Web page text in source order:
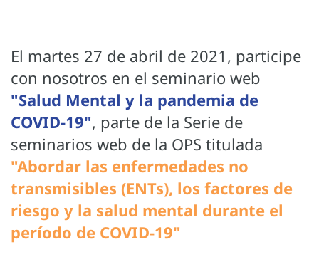
El martes 27 de abril de 2021, participe
con nosotros en el seminario web
"Salud Mental y la pandemia de
COVID-19", parte de la Serie de
seminarios web de la OPS titulada
"Abordar las enfermedades no
transmisibles (ENTs), los factores de
riesgo y la salud mental durante el
período de COVID-19"